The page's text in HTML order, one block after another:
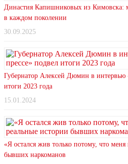
Династия Капишниковых из Кимовска:
в каждом поколении
30.09.2025
Губернатор Алексей Дюмин в интервью
итоги 2023 года
15.01.2024
«Я остался жив только потому, что
бывших наркоманов